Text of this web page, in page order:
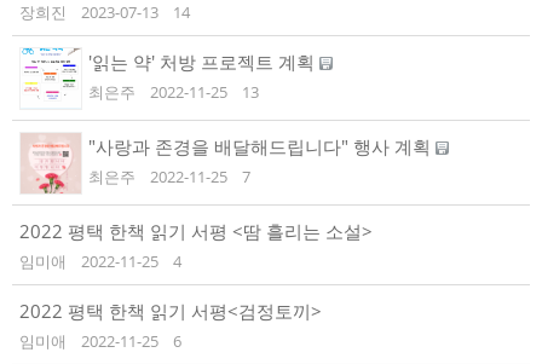
장희진 2023-07-13 14
'읽는 약' 처방 프로젝트 계획
최은주 2022-11-25 13
"사랑과 존경을 배달해드립니다" 행사 계획
최은주 2022-11-25 7
2022 평택 한책 읽기 서평 <땀 흘리는 소설>
임미애 2022-11-25 4
2022 평택 한책 읽기 서평<검정토끼>
임미애 2022-11-25 6